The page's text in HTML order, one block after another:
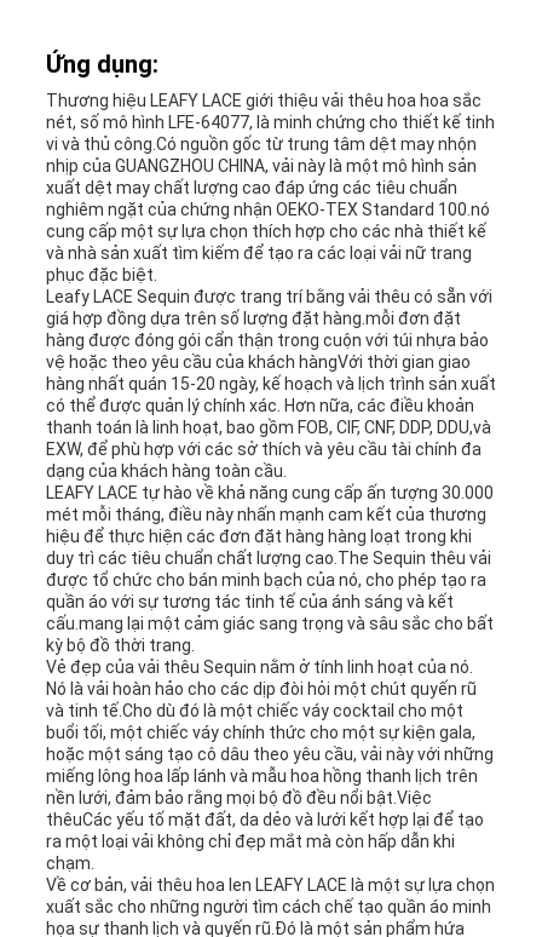
Ứng dụng:
Thương hiệu LEAFY LACE giới thiệu vải thêu hoa hoa sắc
nét, số mô hình LFE-64077, là minh chứng cho thiết kế tinh
vi và thủ công.Có nguồn gốc từ trung tâm dệt may nhộn
nhịp của GUANGZHOU CHINA, vải này là một mô hình sản
xuất dệt may chất lượng cao đáp ứng các tiêu chuẩn
nghiêm ngặt của chứng nhận OEKO-TEX Standard 100.nó
cung cấp một sự lựa chọn thích hợp cho các nhà thiết kế
và nhà sản xuất tìm kiếm để tạo ra các loại vải nữ trang
phục đặc biệt.
Leafy LACE Sequin được trang trí bằng vải thêu có sẵn với
giá hợp đồng dựa trên số lượng đặt hàng.mỗi đơn đặt
hàng được đóng gói cẩn thận trong cuộn với túi nhựa bảo
vệ hoặc theo yêu cầu của khách hàngVới thời gian giao
hàng nhất quán 15-20 ngày, kế hoạch và lịch trình sản xuất
có thể được quản lý chính xác. Hơn nữa, các điều khoản
thanh toán là linh hoạt, bao gồm FOB, CIF, CNF, DDP, DDU,và
EXW, để phù hợp với các sở thích và yêu cầu tài chính đa
dạng của khách hàng toàn cầu.
LEAFY LACE tự hào về khả năng cung cấp ấn tượng 30.000
mét mỗi tháng, điều này nhấn mạnh cam kết của thương
hiệu để thực hiện các đơn đặt hàng hàng loạt trong khi
duy trì các tiêu chuẩn chất lượng cao.The Sequin thêu vải
được tổ chức cho bán minh bạch của nó, cho phép tạo ra
quần áo với sự tương tác tinh tế của ánh sáng và kết
cấu.mang lại một cảm giác sang trọng và sâu sắc cho bất
kỳ bộ đồ thời trang.
Vẻ đẹp của vải thêu Sequin nằm ở tính linh hoạt của nó.
Nó là vải hoàn hảo cho các dịp đòi hỏi một chút quyến rũ
và tinh tế.Cho dù đó là một chiếc váy cocktail cho một
buổi tối, một chiếc váy chính thức cho một sự kiện gala,
hoặc một sáng tạo cô dâu theo yêu cầu, vải này với những
miếng lông hoa lấp lánh và mẫu hoa hồng thanh lịch trên
nền lưới, đảm bảo rằng mọi bộ đồ đều nổi bật.Việc
thêuCác yếu tố mặt đất, da dẻo và lưới kết hợp lại để tạo
ra một loại vải không chỉ đẹp mắt mà còn hấp dẫn khi
chạm.
Về cơ bản, vải thêu hoa len LEAFY LACE là một sự lựa chọn
xuất sắc cho những người tìm cách chế tạo quần áo minh
họa sự thanh lịch và quyến rũ.Đó là một sản phẩm hứa